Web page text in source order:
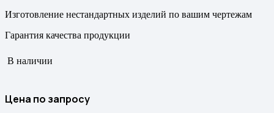
Изготовление нестандартных изделий по вашим чертежам
Гарантия качества продукции
В наличии
Цена по запросу